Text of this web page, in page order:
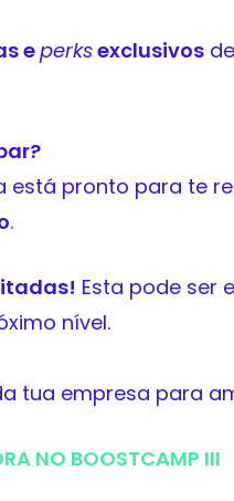
eperksexclusivos
está pronto para te
.
Esta pode ser
nível.
tua empresa para
NO BOOSTCAMP III